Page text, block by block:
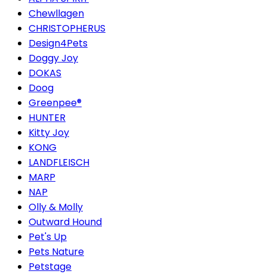
Chewllagen
CHRISTOPHERUS
Design4Pets
Doggy Joy
DOKAS
Doog
Greenpee®
HUNTER
Kitty Joy
KONG
LANDFLEISCH
MARP
NAP
Olly & Molly
Outward Hound
Pet's Up
Pets Nature
Petstage